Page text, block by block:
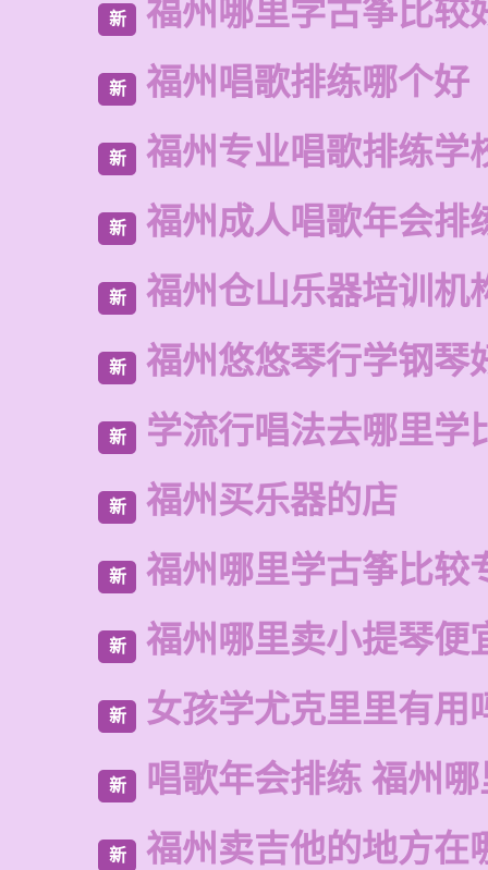
新 福州哪里学古筝比较
新 福州唱歌排练哪个好
新 福州专业唱歌排练学
新 福州成人唱歌年会排
新 福州仓山乐器培训机
新 福州悠悠琴行学钢琴
新 学流行唱法去哪里学
新 福州买乐器的店
新 福州哪里学古筝比较
新 福州哪里卖小提琴便
新 女孩学尤克里里有用
新 唱歌年会排练 福州
新 福州卖吉他的地方在